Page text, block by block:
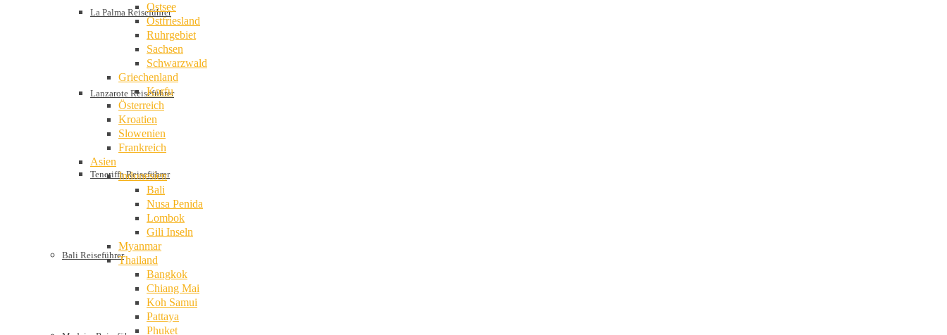
La Palma Reiseführer
Lanzarote Reiseführer
Teneriffa Reiseführer
Bali Reiseführer
Ostsee
Ostfriesland
Ruhrgebiet
Sachsen
Schwarzwald
Griechenland
Korfu
Österreich
Kroatien
Slowenien
Frankreich
Asien
Indonesien
Bali
Nusa Penida
Lombok
Gili Inseln
Myanmar
Thailand
Bangkok
Chiang Mai
Koh Samui
Pattaya
Phuket